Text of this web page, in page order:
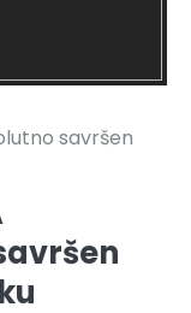
savršen